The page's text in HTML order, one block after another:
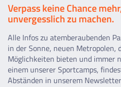
Verpass keine Chance
unvergesslich zu machen.
Alle Infos zu atemberaubenden
in der Sonne, neuen Metropolen,
Möglichkeiten bieten und immer
einem unserer Sportcamps,
Abständen in unserem Newsletter